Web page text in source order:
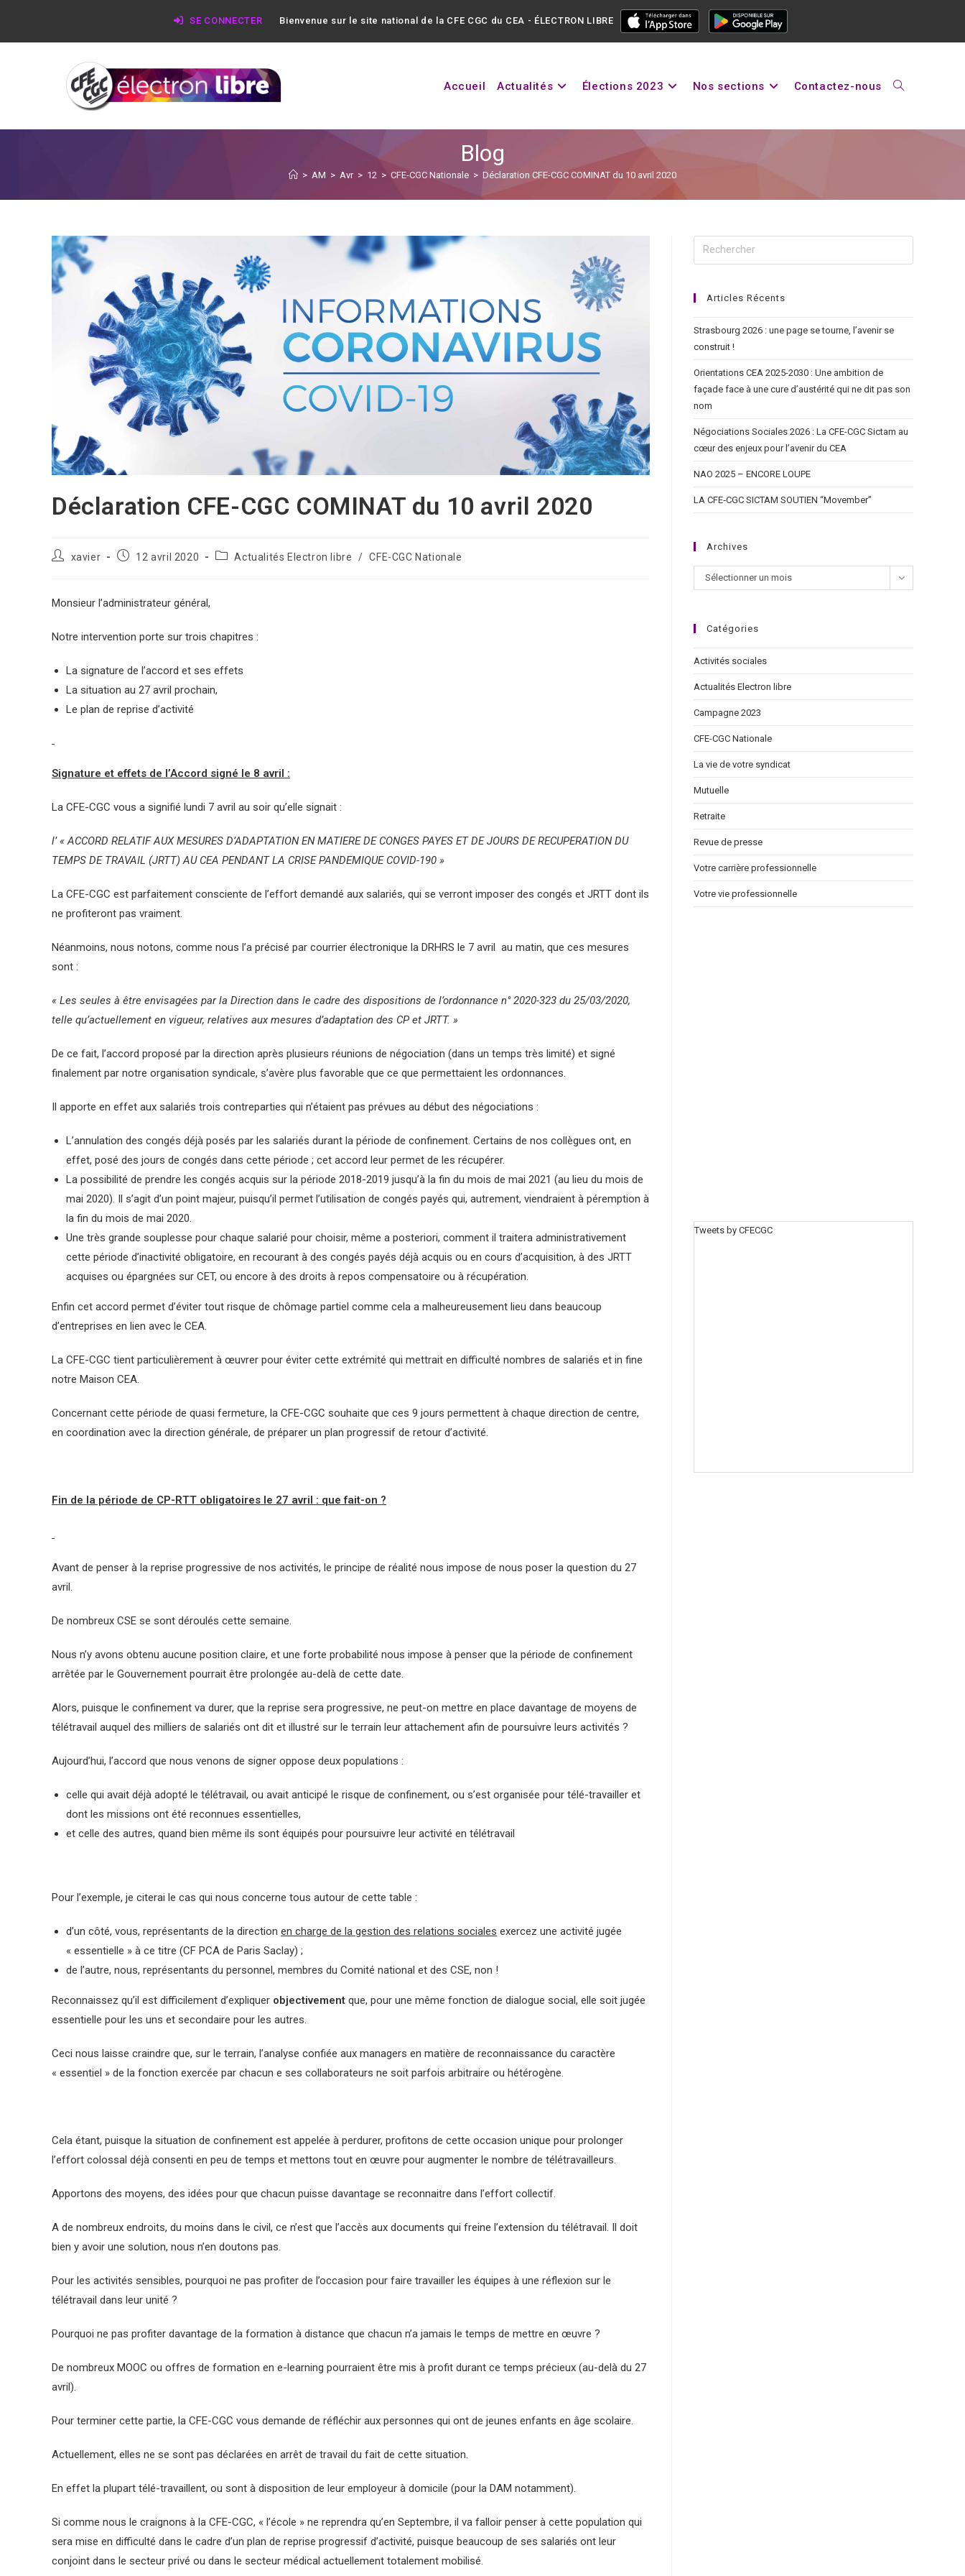
SE CONNECTER Bienvenue sur le site national de la CFE CGC du CEA - ÉLECTRON LIBRE
Accueil Actualités Élections 2023 Nos sections Contactez-nous
Blog
> AM > Avr > 12 > CFE-CGC Nationale > Déclaration CFE-CGC COMINAT du 10 avril 2020
Déclaration CFE-CGC COMINAT du 10 avril 2020
xavier 12 avril 2020 Actualités Electron libre / CFE-CGC Nationale
Monsieur l’administrateur général,
Notre intervention porte sur trois chapitres :
La signature de l’accord et ses effets
La situation au 27 avril prochain,
Le plan de reprise d’activité
Signature et effets de l’Accord signé le 8 avril :
La CFE-CGC vous a signifié lundi 7 avril au soir qu’elle signait :
l’ « ACCORD RELATIF AUX MESURES D’ADAPTATION EN MATIERE DE CONGES PAYES ET DE JOURS DE RECUPERATION DU
TEMPS DE TRAVAIL (JRTT) AU CEA PENDANT LA CRISE PANDEMIQUE COVID-190 »
La CFE-CGC est parfaitement consciente de l’effort demandé aux salariés, qui se verront imposer des congés et JRTT dont ils
ne profiteront pas vraiment.
Néanmoins, nous notons, comme nous l’a précisé par courrier électronique la DRHRS le 7 avril au matin, que ces mesures
sont :
« Les seules à être envisagées par la Direction dans le cadre des dispositions de l’ordonnance n° 2020-323 du 25/03/2020,
telle qu’actuellement en vigueur, relatives aux mesures d’adaptation des CP et JRTT. »
De ce fait, l’accord proposé par la direction après plusieurs réunions de négociation (dans un temps très limité) et signé
finalement par notre organisation syndicale, s’avère plus favorable que ce que permettaient les ordonnances.
Il apporte en effet aux salariés trois contreparties qui n’étaient pas prévues au début des négociations :
L’annulation des congés déjà posés par les salariés durant la période de confinement. Certains de nos collègues ont, en
effet, posé des jours de congés dans cette période ; cet accord leur permet de les récupérer.
La possibilité de prendre les congés acquis sur la période 2018-2019 jusqu’à la fin du mois de mai 2021 (au lieu du mois de
mai 2020). Il s’agit d’un point majeur, puisqu’il permet l’utilisation de congés payés qui, autrement, viendraient à péremption à
la fin du mois de mai 2020.
Une très grande souplesse pour chaque salarié pour choisir, même a posteriori, comment il traitera administrativement
cette période d’inactivité obligatoire, en recourant à des congés payés déjà acquis ou en cours d’acquisition, à des JRTT
acquises ou épargnées sur CET, ou encore à des droits à repos compensatoire ou à récupération.
Enfin cet accord permet d’éviter tout risque de chômage partiel comme cela a malheureusement lieu dans beaucoup
d’entreprises en lien avec le CEA.
La CFE-CGC tient particulièrement à œuvrer pour éviter cette extrémité qui mettrait en difficulté nombres de salariés et in fine
notre Maison CEA.
Concernant cette période de quasi fermeture, la CFE-CGC souhaite que ces 9 jours permettent à chaque direction de centre,
en coordination avec la direction générale, de préparer un plan progressif de retour d’activité.
Fin de la période de CP-RTT obligatoires le 27 avril : que fait-on ?
Avant de penser à la reprise progressive de nos activités, le principe de réalité nous impose de nous poser la question du 27
avril.
De nombreux CSE se sont déroulés cette semaine.
Nous n’y avons obtenu aucune position claire, et une forte probabilité nous impose à penser que la période de confinement
arrêtée par le Gouvernement pourrait être prolongée au-delà de cette date.
Alors, puisque le confinement va durer, que la reprise sera progressive, ne peut-on mettre en place davantage de moyens de
télétravail auquel des milliers de salariés ont dit et illustré sur le terrain leur attachement afin de poursuivre leurs activités ?
Aujourd’hui, l’accord que nous venons de signer oppose deux populations :
celle qui avait déjà adopté le télétravail, ou avait anticipé le risque de confinement, ou s’est organisée pour télé-travailler et
dont les missions ont été reconnues essentielles,
et celle des autres, quand bien même ils sont équipés pour poursuivre leur activité en télétravail
Pour l’exemple, je citerai le cas qui nous concerne tous autour de cette table :
d’un côté, vous, représentants de la direction en charge de la gestion des relations sociales exercez une activité jugée
« essentielle » à ce titre (CF PCA de Paris Saclay) ;
de l’autre, nous, représentants du personnel, membres du Comité national et des CSE, non !
Reconnaissez qu’il est difficilement d’expliquer objectivement que, pour une même fonction de dialogue social, elle soit jugée
essentielle pour les uns et secondaire pour les autres.
Ceci nous laisse craindre que, sur le terrain, l’analyse confiée aux managers en matière de reconnaissance du caractère
« essentiel » de la fonction exercée par chacun e ses collaborateurs ne soit parfois arbitraire ou hétérogène.
Cela étant, puisque la situation de confinement est appelée à perdurer, profitons de cette occasion unique pour prolonger
l’effort colossal déjà consenti en peu de temps et mettons tout en œuvre pour augmenter le nombre de télétravailleurs.
Apportons des moyens, des idées pour que chacun puisse davantage se reconnaitre dans l’effort collectif.
A de nombreux endroits, du moins dans le civil, ce n’est que l’accès aux documents qui freine l’extension du télétravail. Il doit
bien y avoir une solution, nous n’en doutons pas.
Pour les activités sensibles, pourquoi ne pas profiter de l’occasion pour faire travailler les équipes à une réflexion sur le
télétravail dans leur unité ?
Pourquoi ne pas profiter davantage de la formation à distance que chacun n’a jamais le temps de mettre en œuvre ?
De nombreux MOOC ou offres de formation en e-learning pourraient être mis à profit durant ce temps précieux (au-delà du 27
avril).
Pour terminer cette partie, la CFE-CGC vous demande de réfléchir aux personnes qui ont de jeunes enfants en âge scolaire.
Actuellement, elles ne se sont pas déclarées en arrêt de travail du fait de cette situation.
En effet la plupart télé-travaillent, ou sont à disposition de leur employeur à domicile (pour la DAM notamment).
Si comme nous le craignons à la CFE-CGC, « l’école » ne reprendra qu’en Septembre, il va falloir penser à cette population qui
sera mise en difficulté dans le cadre d’un plan de reprise progressif d’activité, puisque beaucoup de ses salariés ont leur
conjoint dans le secteur privé ou dans le secteur médical actuellement totalement mobilisé.
Articles Récents
Strasbourg 2026 : une page se tourne, l’avenir se
construit !
Orientations CEA 2025-2030 : Une ambition de
façade face à une cure d’austérité qui ne dit pas son
nom
Négociations Sociales 2026 : La CFE-CGC Sictam au
cœur des enjeux pour l’avenir du CEA
NAO 2025 – ENCORE LOUPE
LA CFE‑CGC SICTAM SOUTIEN “Movember”
Archives
Sélectionner un mois
Catégories
Activités sociales
Actualités Electron libre
Campagne 2023
CFE-CGC Nationale
La vie de votre syndicat
Mutuelle
Retraite
Revue de presse
Votre carrière professionnelle
Votre vie professionnelle
Tweets by CFECGC